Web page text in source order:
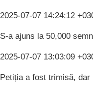
2025-07-07 14:24:12
S-a ajuns la 50,000
2025-07-07 13:03:09
Petiția a fost trimisă, dar